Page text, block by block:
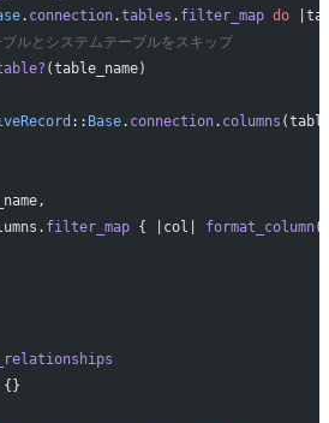
. connection.tables . filter_map do
ルとシステムテーブルをスキップ
(table_name)
:: Base. connection. columns
filter_map { |col| format_column